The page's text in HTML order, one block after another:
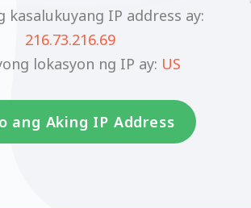
kasalukuyang IP address ay:
216.73.216.69
lokasyon ng IP ay: US
ang Aking IP Address